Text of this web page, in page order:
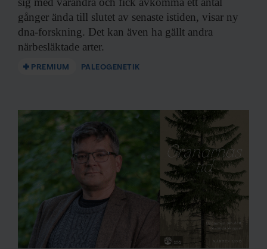
gånger ända till slutet av senaste istiden, visar ny
dna-forskning. Det kan även ha gällt andra
närbesläktade arter.
PREMIUM PALEOGENETIK